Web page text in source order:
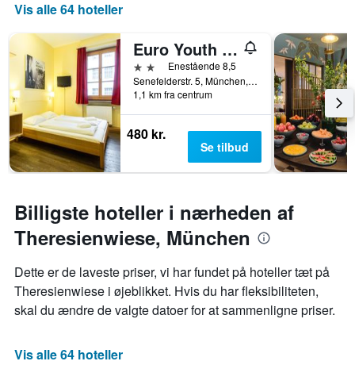
af
før
opholdet
Diagrammet
har
y-
akse,
der
viser
den
et
værelse
Vis alle 64 hoteller
Euro Youth Hotel
2 stjernerEnestående 8,5
Senefelderstr. 5, München, Bayern, Tyskland
1,1 km fra centrum
480 kr.
Se tilbud
Billigste hoteller i nærheden af
Theresienwiese, München
Dette er de laveste priser, vi har fundet på hoteller tæt på
Theresienwiese i øjeblikket. Hvis du har fleksibiliteten,
skal du ændre de valgte datoer for at sammenligne priser.
Vis alle 64 hoteller